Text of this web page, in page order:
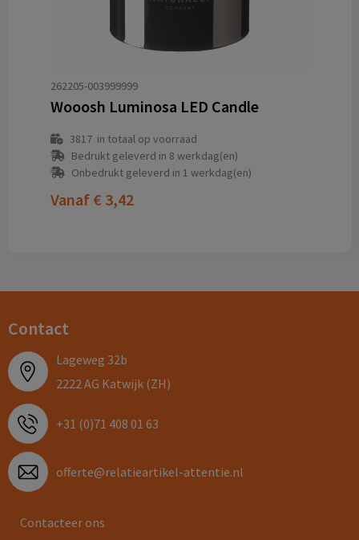
262205-003999999
Wooosh Luminosa LED Candle
3817in totaal op voorraad
Bedrukt geleverd in 8 werkdag(en)
Onbedrukt geleverd in 1 werkdag(en)
Vanaf € 3,42
Contact
Lageweg 32b
2222 AG Katwijk (ZH)
+31 (0)71 408 01 63
offerte@relatieartikel-attentie.nl
Contacteer ons